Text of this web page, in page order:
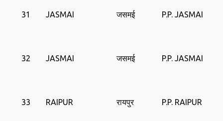
31 JASMAI जसमई P.P. JASMAI
32 JASMAI जसमई P.P. JASMAI
33 RAIPUR रायपुर P.P. RAIPUR